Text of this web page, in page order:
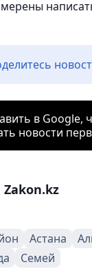
в Google,
новости
Астана
Семей